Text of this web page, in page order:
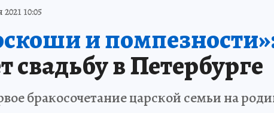
СТРОЙКА
10:05
и
свадьбу в Петербурге
бракосочетание царской семьи на